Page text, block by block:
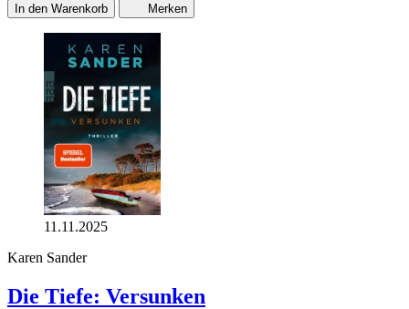
In den Warenkorb Merken
11.11.2025
Karen Sander
Die Tiefe: Versunken